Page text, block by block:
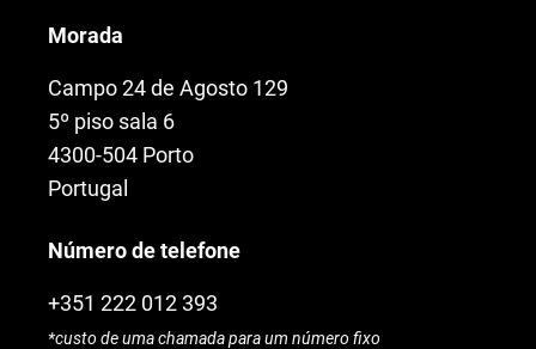
Morada
Campo 24 de Agosto 129
5º piso sala 6
4300-504 Porto
Portugal
Número de telefone
+351 222 012 393
*custo de uma chamada para um número fixo